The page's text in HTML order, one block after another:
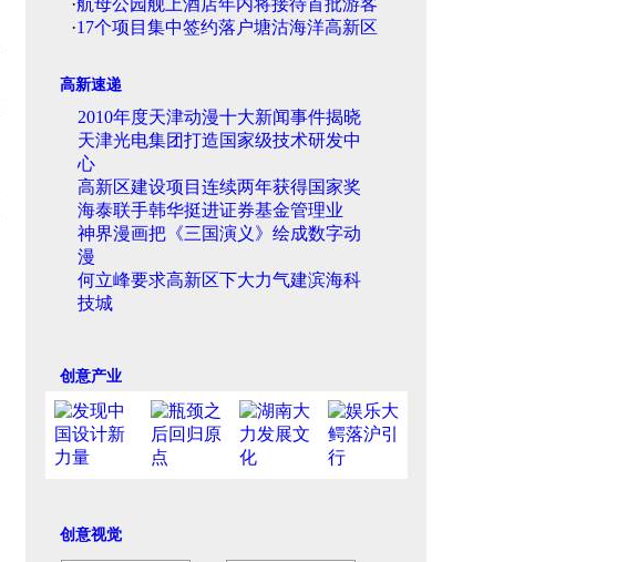
·航母公园舰上酒店年内将接待首批游客
·17个项目集中签约落户塘沽海洋高新区
高新速递
2010年度天津动漫十大新闻事件揭晓
天津光电集团打造国家级技术研发中
心
高新区建设项目连续两年获得国家奖
海泰联手韩华挺进证券基金管理业
神界漫画把《三国演义》绘成数字动
漫
何立峰要求高新区下大力气建滨海科
技城
创意产业
创意视觉